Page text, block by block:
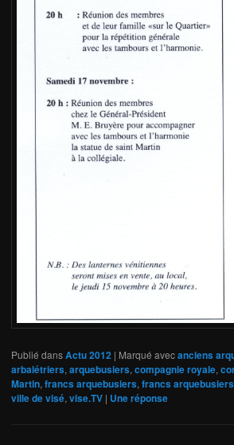
Publié dansActu 2012 | Marqué avecanciens
arbalétriers, arquebusiers, compagnie royale,
Martin, francs arquebusiers, francs
ville de visé, vise.TV | Uneréponse